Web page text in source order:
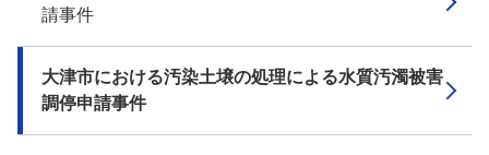
請事件
大津市における汚染土壌の処理による水質汚濁被害
調停申請事件